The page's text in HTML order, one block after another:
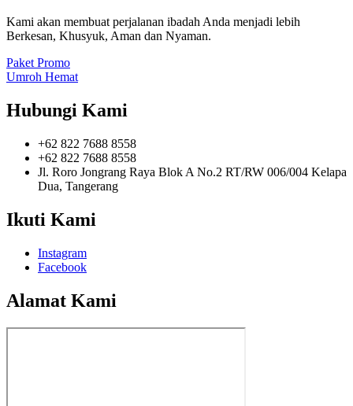
Kami akan membuat perjalanan ibadah Anda menjadi lebih
Berkesan, Khusyuk, Aman dan Nyaman.
Paket Promo
Umroh Hemat
Hubungi Kami
+62 822 7688 8558
+62 822 7688 8558
Jl. Roro Jongrang Raya Blok A No.2 RT/RW 006/004 Kelapa
Dua, Tangerang
Ikuti Kami
Instagram
Facebook
Alamat Kami